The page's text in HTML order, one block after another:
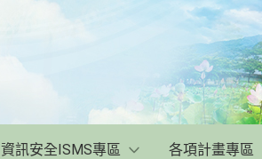
資訊安全ISMS專區 各項計畫專區